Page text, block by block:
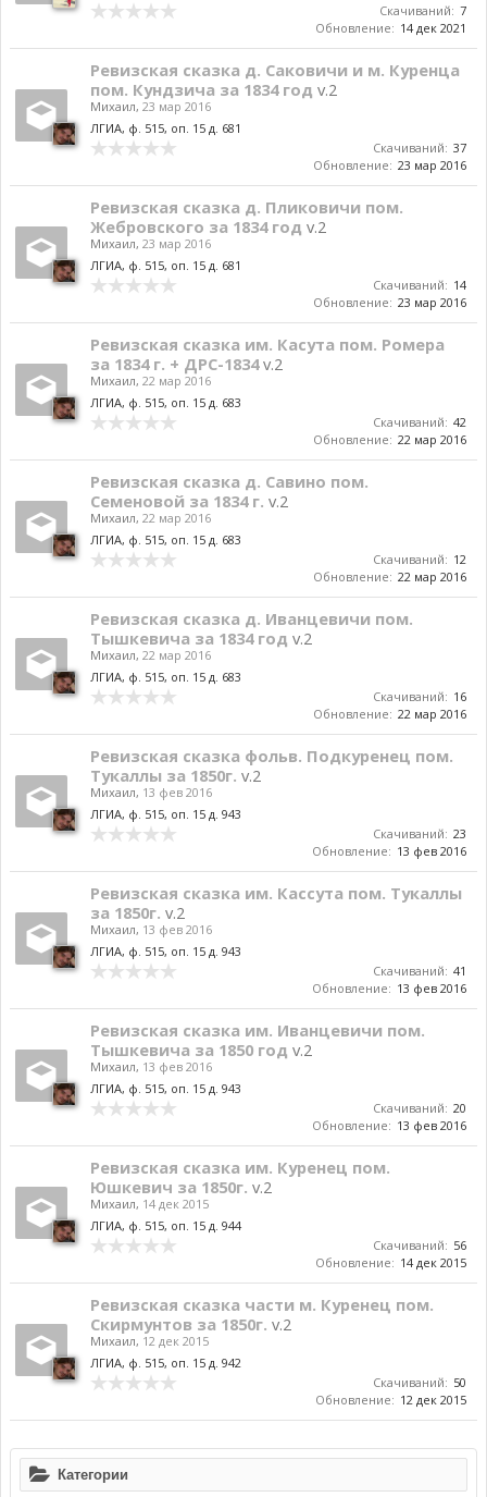
Категории
Скачиваний: 7
Обновление: 14 дек 2021
Ревизская сказка д. Саковичи и м. Куренца
пом. Кундзича за 1834 год v.2
Михаил, 23 мар 2016
ЛГИА, ф. 515, оп. 15 д. 681
Скачиваний: 37
Обновление: 23 мар 2016
Ревизская сказка д. Пликовичи пом.
Жебровского за 1834 год v.2
Михаил, 23 мар 2016
ЛГИА, ф. 515, оп. 15 д. 681
Скачиваний: 14
Обновление: 23 мар 2016
Ревизская сказка им. Касута пом. Ромера
за 1834 г. + ДРС-1834 v.2
Михаил, 22 мар 2016
ЛГИА, ф. 515, оп. 15 д. 683
Скачиваний: 42
Обновление: 22 мар 2016
Ревизская сказка д. Савино пом.
Семеновой за 1834 г. v.2
Михаил, 22 мар 2016
ЛГИА, ф. 515, оп. 15 д. 683
Скачиваний: 12
Обновление: 22 мар 2016
Ревизская сказка д. Иванцевичи пом.
Тышкевича за 1834 год v.2
Михаил, 22 мар 2016
ЛГИА, ф. 515, оп. 15 д. 683
Скачиваний: 16
Обновление: 22 мар 2016
Ревизская сказка фольв. Подкуренец пом.
Тукаллы за 1850г. v.2
Михаил, 13 фев 2016
ЛГИА, ф. 515, оп. 15 д. 943
Скачиваний: 23
Обновление: 13 фев 2016
Ревизская сказка им. Кассута пом. Тукаллы
за 1850г. v.2
Михаил, 13 фев 2016
ЛГИА, ф. 515, оп. 15 д. 943
Скачиваний: 41
Обновление: 13 фев 2016
Ревизская сказка им. Иванцевичи пом.
Тышкевича за 1850 год v.2
Михаил, 13 фев 2016
ЛГИА, ф. 515, оп. 15 д. 943
Скачиваний: 20
Обновление: 13 фев 2016
Ревизская сказка им. Куренец пом.
Юшкевич за 1850г. v.2
Михаил, 14 дек 2015
ЛГИА, ф. 515, оп. 15 д. 944
Скачиваний: 56
Обновление: 14 дек 2015
Ревизская сказка части м. Куренец пом.
Скирмунтов за 1850г. v.2
Михаил, 12 дек 2015
ЛГИА, ф. 515, оп. 15 д. 942
Скачиваний: 50
Обновление: 12 дек 2015